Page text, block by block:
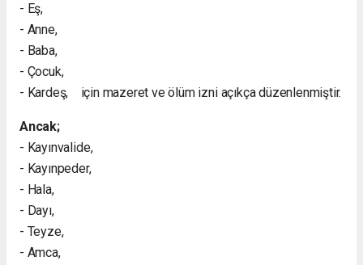
- Eş,
- Anne,
- Baba,
- Çocuk,
- Kardeş, için mazeret ve ölüm izni açıkça düzenlenmiştir.
Ancak;
- Kayınvalide,
- Kayınpeder,
- Hala,
- Dayı,
- Teyze,
- Amca,